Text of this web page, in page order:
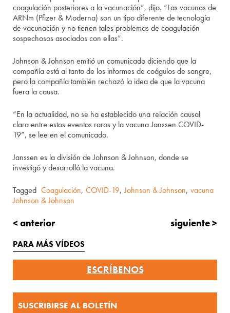
coagulación posteriores a la vacunación”, dijo. “Las vacunas de
ARNm (Pfizer & Moderna) son un tipo diferente de tecnología
de vacunación y no tienen tales problemas de coagulación
sospechosos asociados con ellas”.
Johnson & Johnson emitió un comunicado diciendo que la
compañía está al tanto de los informes de coágulos de sangre,
pero la compañía también rechazó la idea de que la vacuna
fuera la causa.
“En la actualidad, no se ha establecido una relación causal
clara entre estos eventos raros y la vacuna Janssen COVID-
19”, se lee en el comunicado.
Janssen es la división de Johnson & Johnson, donde se
investigó y desarrolló la vacuna.
Tagged Coagulación, COVID-19, Johnson & Johnson, vacuna
Johnson & Johnson
< anterior siguiente >
PARA MÁS VÍDEOS
ESCRÍBENOS
SUSCRIBIRSE AL BOLETÍN